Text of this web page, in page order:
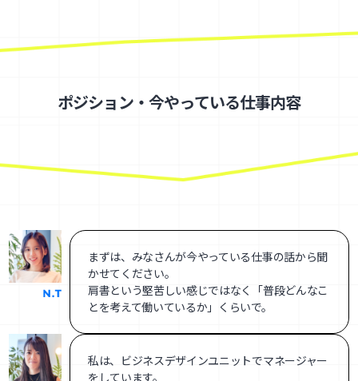
ポジション・今やっている仕事内容
まずは、みなさんが今やっている仕事の話から聞
かせてください。
肩書という堅苦しい感じではなく「普段どんなこ
とを考えて働いているか」くらいで。
私は、ビジネスデザインユニットでマネージャー
をしています。